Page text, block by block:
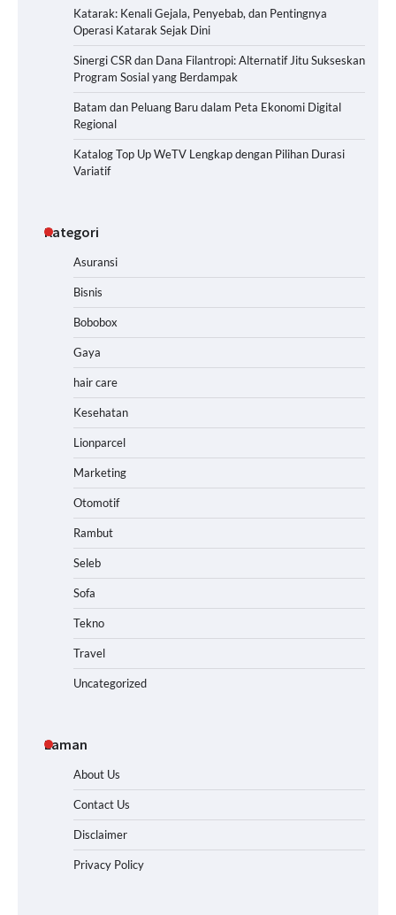
Katarak: Kenali Gejala, Penyebab, dan Pentingnya
Operasi Katarak Sejak Dini
Sinergi CSR dan Dana Filantropi: Alternatif Jitu Sukseskan
Program Sosial yang Berdampak
Batam dan Peluang Baru dalam Peta Ekonomi Digital
Regional
Katalog Top Up WeTV Lengkap dengan Pilihan Durasi
Variatif
Kategori
Asuransi
Bisnis
Bobobox
Gaya
hair care
Kesehatan
Lionparcel
Marketing
Otomotif
Rambut
Seleb
Sofa
Tekno
Travel
Uncategorized
Laman
About Us
Contact Us
Disclaimer
Privacy Policy